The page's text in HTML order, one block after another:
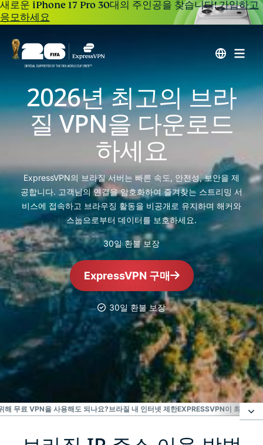
새로운 iPhone 17 Pro 30대의 주인공을 찾습니다!가입하고
응모하세요
2026년 최고의 브라
질 VPN을 다운로드
하세요
ExpressVPN의 브라질 서버는 빠른 속도, 안전성, 보안을 제
공합니다. 고객님의 연결을 암호화하여 즐겨찾는 스트리밍 서
비스에 접속하고 브라우징 활동을 비공개로 유지하며 해커와
스눕으로부터 데이터를 보호하세요.
30일 환불 보장
ExpressVPN 구매
30일 환불 보장
가장 신뢰받는 VPN
최고의 브라질 VPN
해 무료 VPN을 사용해도 되나요?브라질 내 인터넷 제한EXPRESSVPN이 최고의
브라질 IP 주소 이용 방법